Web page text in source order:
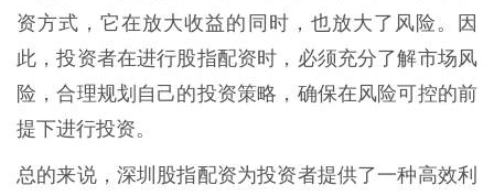
资方式，它在放大收益的同时，也放大了风险。因
此，投资者在进行股指配资时，必须充分了解市场风
险，合理规划自己的投资策略，确保在风险可控的前
提下进行投资。
总的来说，深圳股指配资为投资者提供了一种高效利